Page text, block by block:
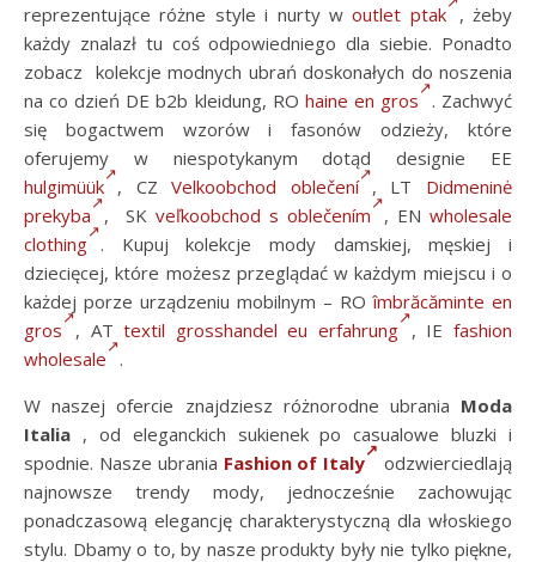
reprezentujące różne style i nurty woutlet ptak
, żeby
każdy znalazł tu coś odpowiedniego dla siebie. Ponadto
zobacz kolekcje modnych ubrań doskonałych do noszenia
na co dzień DE b2b kleidung, RO haine en gros
. Zachwyć
się bogactwem wzorów i fasonów odzieży, które
oferujemy w niespotykanym dotąd designie EE
hulgimüük , CZVelkoobchod oblečení , LT Didmeninė
prekyba
, SK veľkoobchod s oblečením , EN wholesale
clothing . Kupuj kolekcje mody damskiej, męskiej i
dziecięcej, które możesz przeglądać w każdym miejscu i o
każdej porze urządzeniu mobilnym – ROîmbrăcăminte en
gros
, ATtextil grosshandel eu erfahrung , IEfashion
wholesale
.
W naszej ofercie znajdziesz różnorodne ubrania Moda
Italia , od eleganckich sukienek po casualowe bluzki i
spodnie. Nasze ubrania Fashion of Italy
odzwierciedlają
najnowsze trendy mody, jednocześnie zachowując
ponadczasową elegancję charakterystyczną dla włoskiego
stylu. Dbamy o to, by nasze produkty były nie tylko piękne,